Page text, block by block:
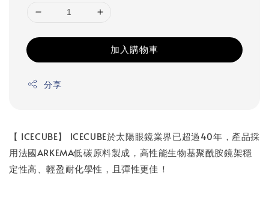
加入購物車
分享
【 ICECUBE】 ICECUBE於太陽眼鏡業界已超過40年，產品採
用法國ARKEMA低碳原料製成，高性能生物基聚酰胺鏡架穩
定性高、輕盈耐化學性，且彈性更佳！